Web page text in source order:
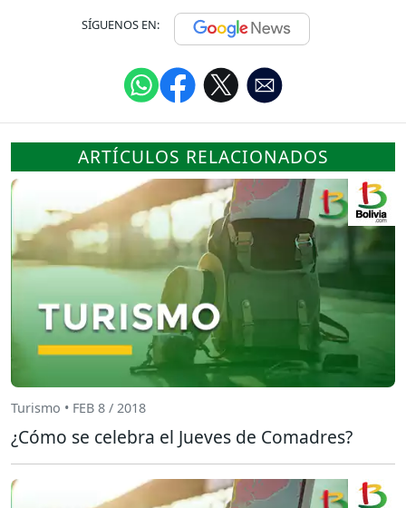
SÍGUENOS EN:
ARTÍCULOS RELACIONADOS
Turismo • FEB 8 / 2018
¿Cómo se celebra el Jueves de Comadres?